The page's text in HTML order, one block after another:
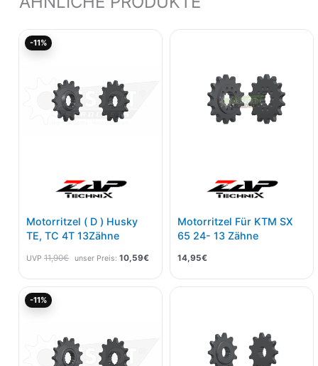
-11%
Motorritzel ( D ) Husky
TE, TC 4T 13Zähne
UVP 11,90€ unser Preis: 10,59€
Motorritzel Für KTM SX
65 24- 13 Zähne
14,95€
-11%